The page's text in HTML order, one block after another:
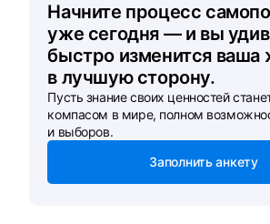
Начните процесс
уже сегодня — и вы
быстро изменится ваша
в лучшую сторону.
Пусть знание своих ценностей
компасом в мире, полном
и выборов.
Заполнить анкету